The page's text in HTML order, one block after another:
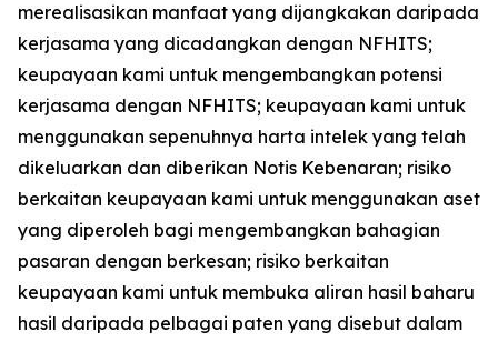
merealisasikan manfaat yang dijangkakan daripada
kerjasama yang dicadangkan dengan NFHITS;
keupayaan kami untuk mengembangkan potensi
kerjasama dengan NFHITS; keupayaan kami untuk
menggunakan sepenuhnya harta intelek yang telah
dikeluarkan dan diberikan Notis Kebenaran; risiko
berkaitan keupayaan kami untuk menggunakan aset
yang diperoleh bagi mengembangkan bahagian
pasaran dengan berkesan; risiko berkaitan
keupayaan kami untuk membuka aliran hasil baharu
hasil daripada pelbagai paten yang disebut dalam